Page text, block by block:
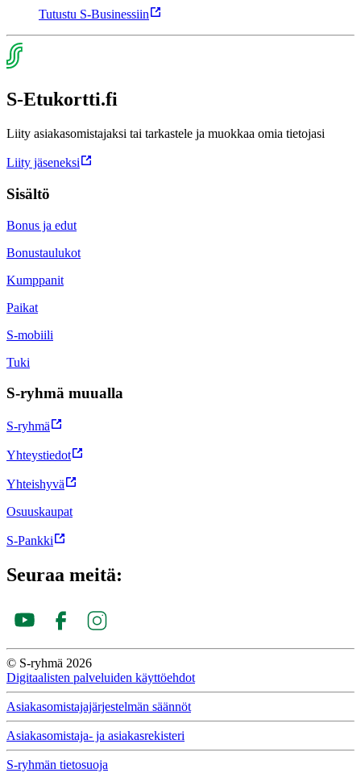
Tutustu S‑Businessiin
S-Etukortti.fi
Liity asiakasomistajaksi tai tarkastele ja muokkaa omia tietojasi
Liity jäseneksi
Sisältö
Bonus ja edut
Bonustaulukot
Kumppanit
Paikat
S-mobiili
Tuki
S-ryhmä muualla
S-ryhmä
Yhteystiedot
Yhteishyvä
Osuuskaupat
S-Pankki
Seuraa meitä:
© S-ryhmä 2026
Digitaalisten palveluiden käyttöehdot
Asiakasomistajajärjestelmän säännöt
Asiakasomistaja- ja asiakasrekisteri
S-ryhmän tietosuoja